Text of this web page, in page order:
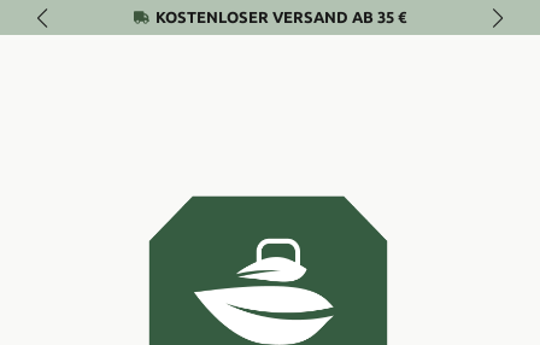
Zum Hauptinhalt springenKOSTENLOSER VERSAND AB 35 €